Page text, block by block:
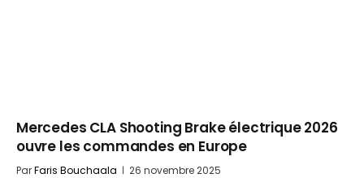
Mercedes CLA Shooting Brake électrique 2026
ouvre les commandes en Europe
ParFaris Bouchaala 26 novembre 2025